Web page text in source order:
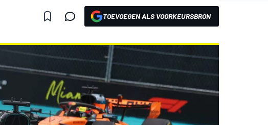
TOEVOEGEN ALS VOORKEURSBRON